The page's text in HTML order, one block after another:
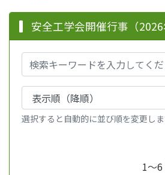
安全工学会開催行事（2026
選択すると自動的に並び順を変更しま
1～